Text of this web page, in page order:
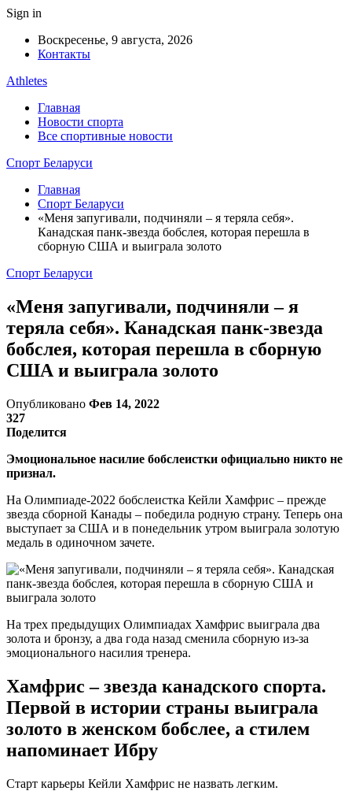
Sign in
Воскресенье, 9 августа, 2026
Контакты
Athletes
Главная
Новости спорта
Все спортивные новости
Спорт Беларуси
Главная
Спорт Беларуси
«Меня запугивали, подчиняли – я теряла себя».
Канадская панк-звезда бобслея, которая перешла в
сборную США и выиграла золото
Спорт Беларуси
«Меня запугивали, подчиняли – я
теряла себя». Канадская панк-звезда
бобслея, которая перешла в сборную
США и выиграла золото
Опубликовано Фев 14, 2022
327
Поделится
Эмоциональное насилие бобслеистки официально никто не
признал.
На Олимпиаде-2022 бобслеистка Кейли Хамфрис – прежде
звезда cборной Канады – победила родную страну. Теперь она
выступает за США и в понедельник утром выиграла золотую
медаль в одиночном зачете.
На трех предыдущих Олимпиадах Хамфрис выиграла два
золота и бронзу, а два года назад сменила сборную из-за
эмоционального насилия тренера.
Хамфрис – звезда канадского спорта.
Первой в истории страны выиграла
золото в женском бобслее, а стилем
напоминает Ибру
Старт карьеры Кейли Хамфрис не назвать легким.